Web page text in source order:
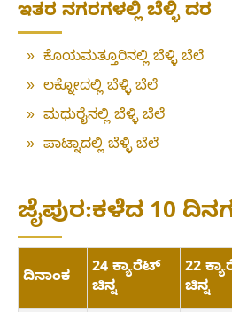
ಇತರ ನಗರಗಳಲ್ಲಿ ಬೆಳ್ಳಿ ದರ
» ಕೊಯಮತ್ತೂರಿನಲ್ಲಿ ಬೆಳ್ಳಿ ಬೆಲೆ
» ಲಕ್ನೋದಲ್ಲಿ ಬೆಳ್ಳಿ ಬೆಲೆ
» ಮಧುರೈನಲ್ಲಿ ಬೆಳ್ಳಿ ಬೆಲೆ
» ಪಾಟ್ನಾದಲ್ಲಿ ಬೆಳ್ಳಿ ಬೆಲೆ
ಜೈಪುರ:ಕಳೆದ 10
ದಿನಾಂಕ
24 ಕ್ಯಾರೆಟ್
ಚಿನ್ನ
22
ಚಿನ್ನ